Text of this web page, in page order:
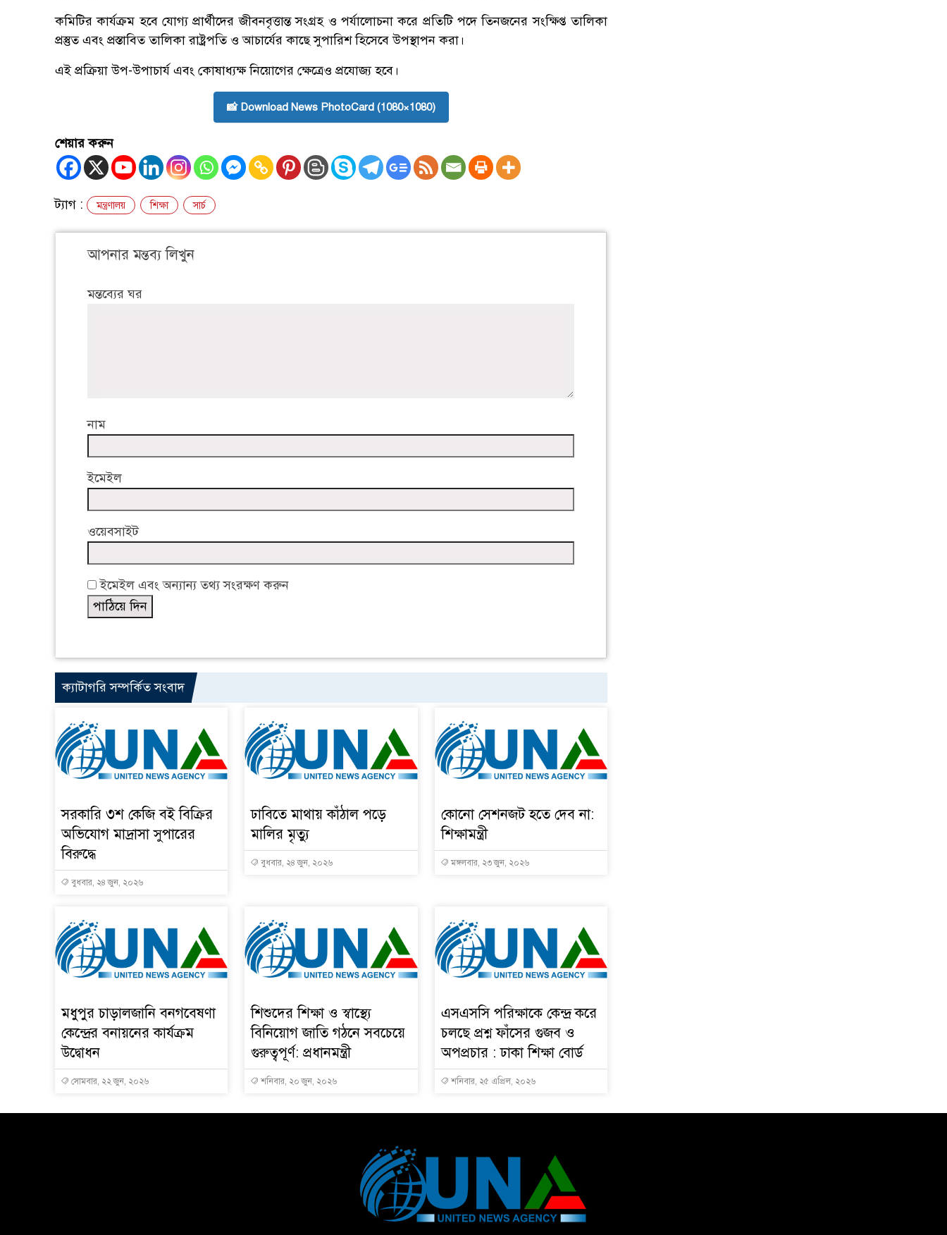
কমিটির কার্যক্রম হবে যোগ্য প্রার্থীদের জীবনবৃত্তান্ত সংগ্রহ ও পর্যালোচনা করে প্রতিটি পদে তিনজনের সংক্ষিপ্ত তালিকা
প্রস্তুত এবং প্রস্তাবিত তালিকা রাষ্ট্রপতি ও আচার্যের কাছে সুপারিশ হিসেবে উপস্থাপন করা।
এই প্রক্রিয়া উপ-উপাচার্য এবং কোষাধ্যক্ষ নিয়োগের ক্ষেত্রেও প্রযোজ্য হবে।
📸 Download News PhotoCard (1080×1080)
শেয়ার করুন
ট্যাগ : মন্ত্রণালয় শিক্ষা সার্চ
আপনার মন্তব্য লিখুন
মন্তব্যের ঘর
নাম
ইমেইল
ওয়েবসাইট
ইমেইল এবং অন্যান্য তথ্য সংরক্ষণ করুন
ক্যাটাগরি সম্পর্কিত সংবাদ
সরকারি ৩শ কেজি বই বিক্রির
অভিযোগ মাদ্রাসা সুপারের
বিরুদ্ধে
বুধবার, ২৪ জুন, ২০২৬
ঢাবিতে মাথায় কাঁঠাল পড়ে
মালির মৃত্যু
বুধবার, ২৪ জুন, ২০২৬
কোনো সেশনজট হতে দেব না:
শিক্ষামন্ত্রী
মঙ্গলবার, ২৩ জুন, ২০২৬
মধুপুর চাড়ালজানি বনগবেষণা
কেন্দ্রের বনায়নের কার্যক্রম
উদ্বোধন
সোমবার, ২২ জুন, ২০২৬
শিশুদের শিক্ষা ও স্বাস্থ্যে
বিনিয়োগ জাতি গঠনে সবচেয়ে
গুরুত্বপূর্ণ: প্রধানমন্ত্রী
শনিবার, ২০ জুন, ২০২৬
এসএসসি পরিক্ষাকে কেন্দ্র করে
চলছে প্রশ্ন ফাঁসের গুজব ও
অপপ্রচার : ঢাকা শিক্ষা বোর্ড
শনিবার, ২৫ এপ্রিল, ২০২৬